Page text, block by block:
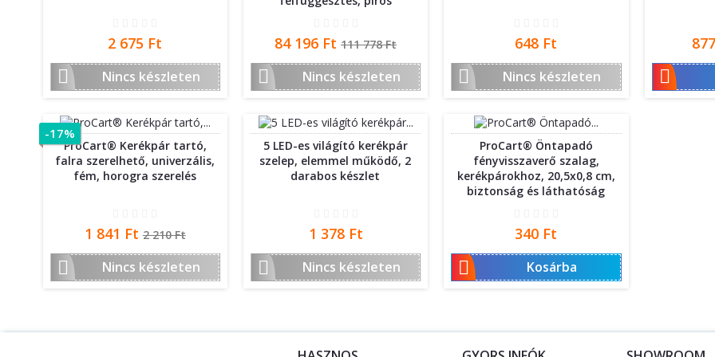
Ár
2 675 Ft
 Nincs készleten
Ár
84 196 Ft Normál
ár
111 778 Ft
 Nincs készleten
Ár
648 Ft
 Nincs készleten
Ár

ProCart® Kerékpár tartó,
falra szerelhető, univerzális,
fém, horogra szerelés
Ár
1 841 Ft Normál
ár
2 210 Ft
 Nincs készleten
-17%
5 LED-es világító kerékpár
szelep, elemmel működő, 2
darabos készlet
Ár
1 378 Ft
 Nincs készleten
ProCart® Öntapadó
fényvisszaverő szalag,
kerékpárokhoz, 20,5x0,8 cm,
biztonság és láthatóság
Ár
340 Ft
 Kosárba